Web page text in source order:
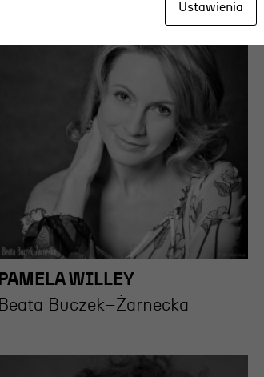
PAMELA WILLEY
Beata Buczek–Żarnecka
Ustawienia